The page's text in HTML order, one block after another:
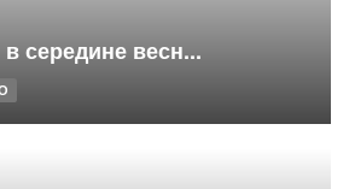
середине весн...